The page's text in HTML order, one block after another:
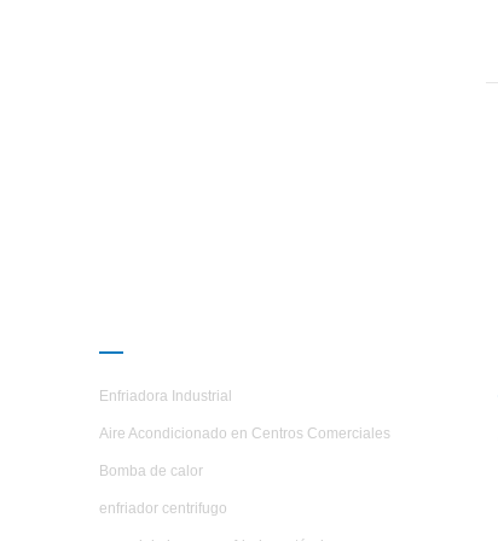
Enfriadora Industrial
Aire Acondicionado en Centros Comerciales
Bomba de calor
enfriador centrifugo